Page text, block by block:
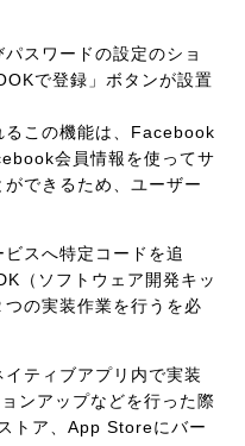
スワードの設定のショ
で登録」ボタンが設置
るこの機能は、Facebook
会員情報を使ってサ
できるため、ユーザー
ビスへ特定コードを追
（ ソフトウェア開発キッ
の実装作業を行うを必
イティブアプリ内で実装
ンアップなどを行った際
トア、App Storeにバー